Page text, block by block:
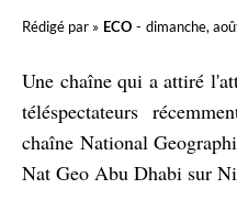
Rédigé par » ECO - dimanche,
Une chaîne qui a attiré
téléspectateurs
chaîne National
Nat Geo Abu Dhabi sur